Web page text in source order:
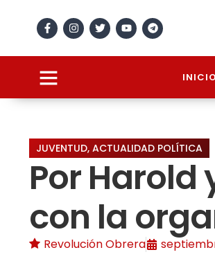
INICIO
JUVENTUD, ACTUALIDAD POLÍTICA
Por Harold
con la
Revolución Obrera